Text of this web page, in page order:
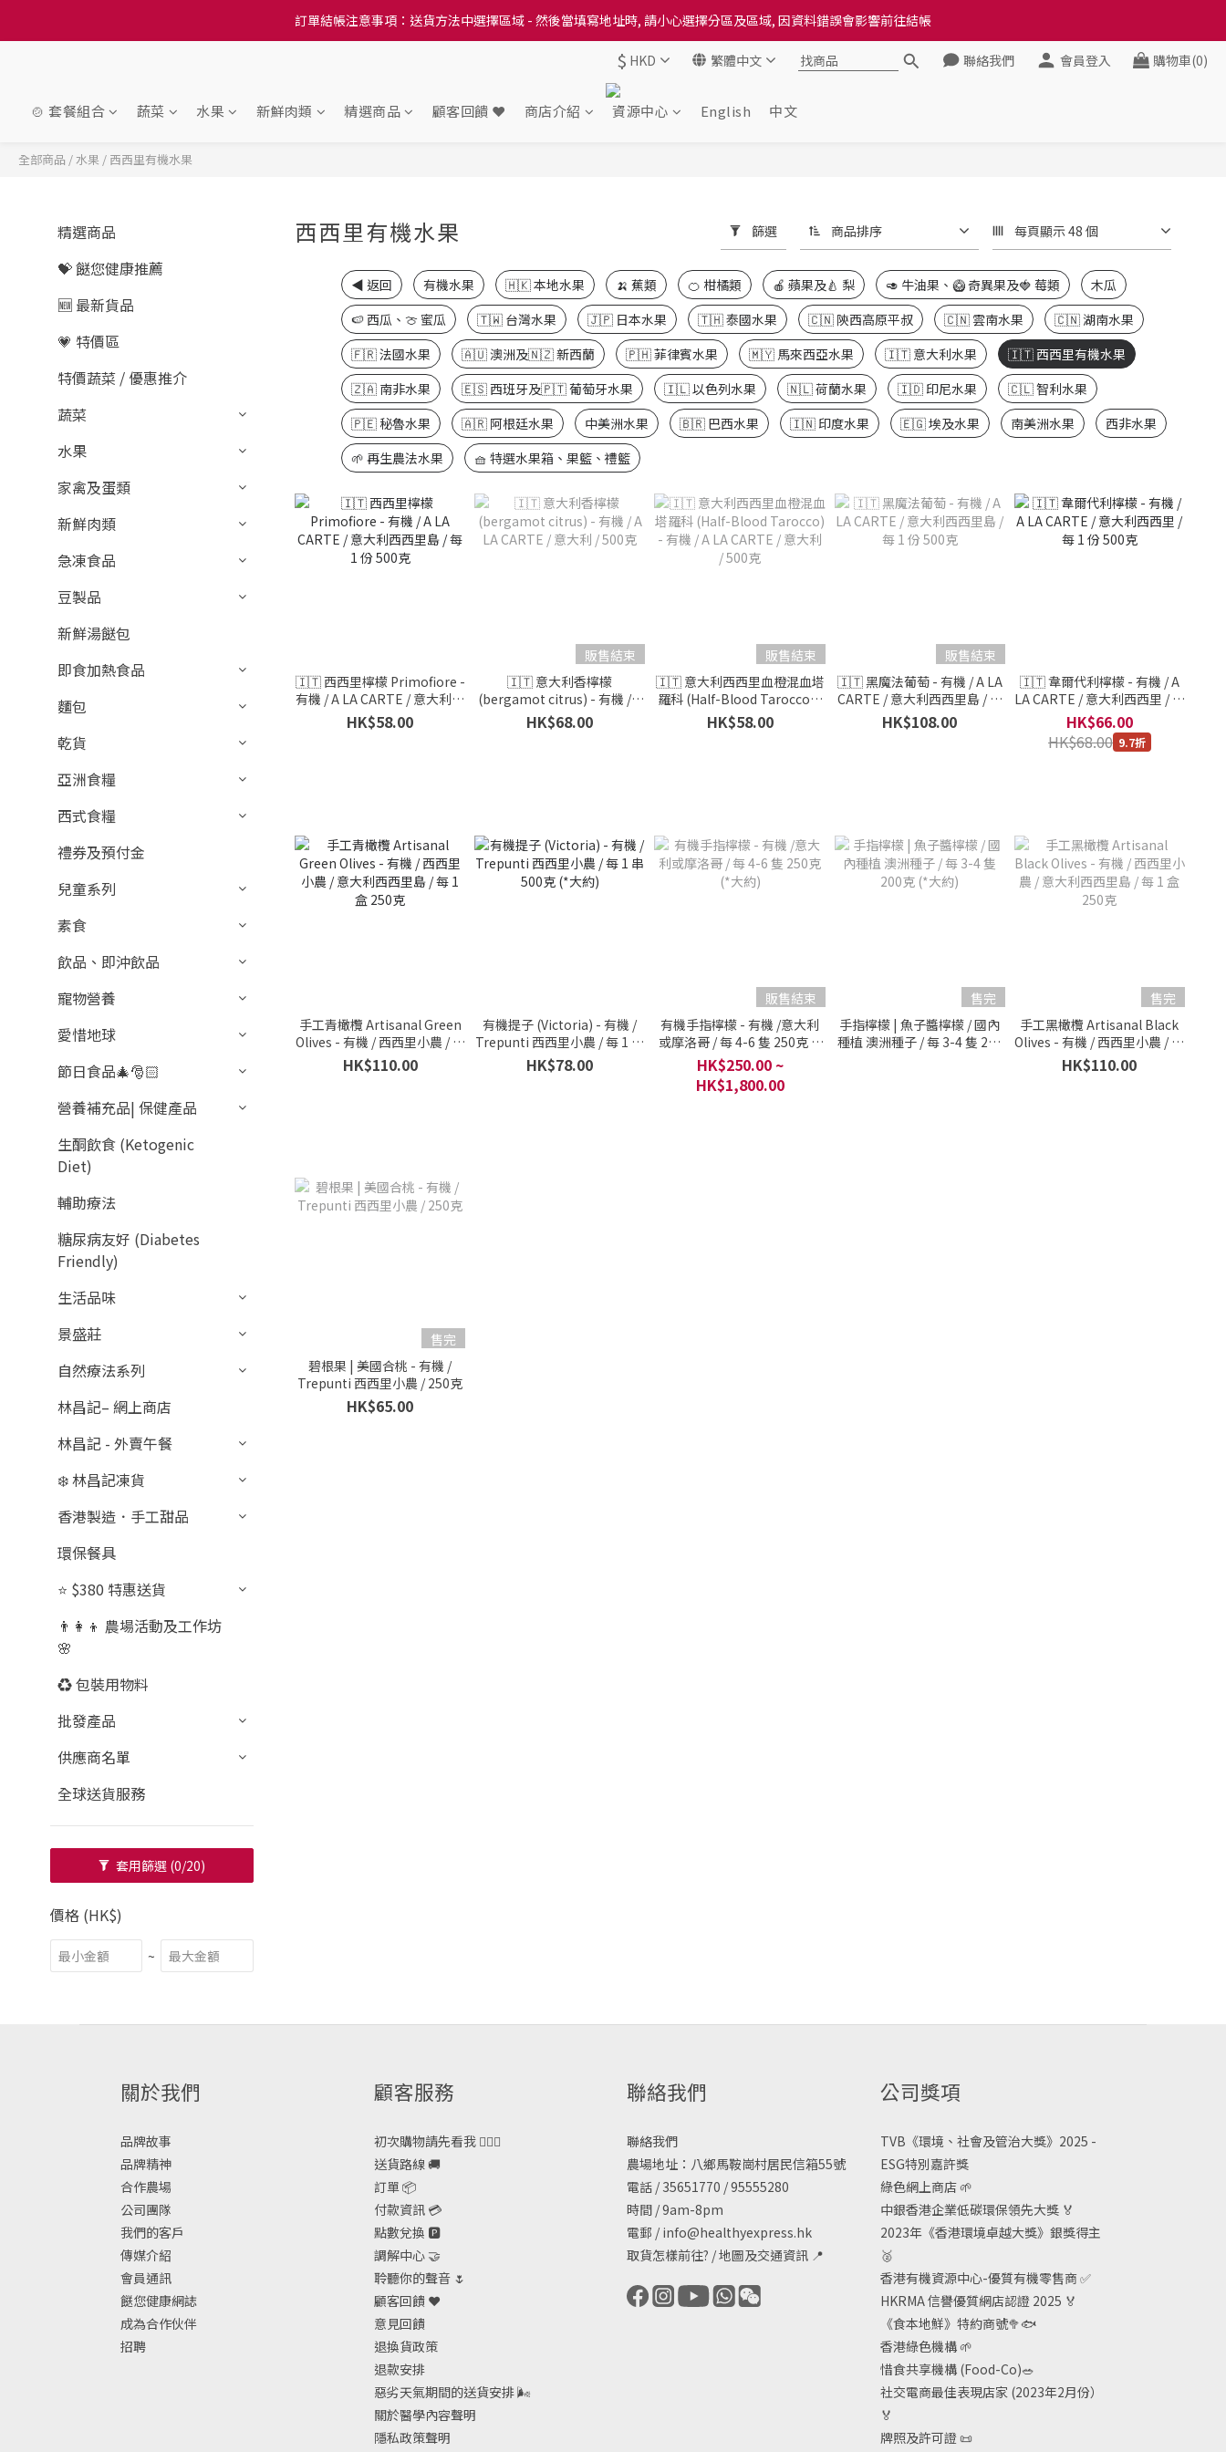
訂單結帳注意事項：送貨方法中選擇區域 - 然後當填寫地址時, 請小心選擇分區及區域, 因資料錯誤會影響前往結帳
訂單結帳注意事項：送貨方法中選擇區域 - 然後當填寫地址時, 請小心選擇分區及區域, 因資料錯誤會影響前往結帳
隆重推出本地培育田香雞、金棠雞、粵皇鷄及平原雞等，想食靚雞就要嚟《餸您健康》
訂單結帳注意事項：送貨方法中選擇區域 - 然後當填寫地址時, 請小心選擇分區及區域, 因資料錯誤會影響前往結帳
$ HKD 繁體中文 聯絡我們 會員登入 購物車(0)
🍲 套餐組合 蔬菜 水果 新鮮肉類 精選商品 顧客回饋 ❤️ 商店介紹 資源中心 English 中文
全部商品 / 水果 / 西西里有機水果
精選商品
💝 餸您健康推薦
🆕 最新貨品
💗 特價區
特價蔬菜 / 優惠推介
蔬菜
水果
家禽及蛋類
新鮮肉類
急凍食品
豆製品
新鮮湯餸包
即食加熱食品
麵包
乾貨
亞洲食糧
西式食糧
禮券及預付金
兒童系列
素食
飲品、即沖飲品
寵物營養
愛惜地球
節日食品🎄🎅🏻
營養補充品| 保健產品
生酮飲食 (Ketogenic
Diet)
輔助療法
糖尿病友好 (Diabetes
Friendly)
生活品味
景盛莊
自然療法系列
林昌記– 網上商店
林昌記 - 外賣午餐
❄️ 林昌記凍貨
香港製造．手工甜品
環保餐具
⭐ $380 特惠送貨
👨‍👩‍👦 農場活動及工作坊
🌸
♻️ 包裝用物料
批發產品
供應商名單
全球送貨服務
套用篩選 (0/20)
價格 (HK$)
~
西西里有機水果 篩選 商品排序 每頁顯示 48 個
◀️ 返回 有機水果 🇭🇰 本地水果 🍌 蕉類 🍊 柑橘類 🍎 蘋果及🍐 梨 🥑 牛油果、🥝 奇異果及🍓 莓類
木瓜
🍉 西瓜、🍈 蜜瓜
🇹🇼 台灣水果 🇯🇵 日本水果 🇹🇭 泰國水果 🇨🇳 陝西高原平叔 🇨🇳 雲南水果
🇨🇳 湖南水果
🇫🇷 法國水果
🇦🇺 澳洲及🇳🇿 新西蘭 🇵🇭 菲律賓水果 🇲🇾 馬來西亞水果 🇮🇹 意大利水果
🇮🇹 西西里有機水果
🇿🇦 南非水果
🇪🇸 西班牙及🇵🇹 葡萄牙水果 🇮🇱 以色列水果 🇳🇱 荷蘭水果 🇮🇩 印尼水果
🇨🇱 智利水果
🇵🇪 秘魯水果
🇦🇷 阿根廷水果 中美洲水果 🇧🇷 巴西水果 🇮🇳 印度水果 🇪🇬 埃及水果 南美洲水果
西非水果
🌱 再生農法水果
🧺 特選水果箱、果籃、禮籃
🇮🇹 西西里檸檬 Primofiore -
有機 / A LA CARTE / 意大利西
西里島 / 每 1 份 500克
HK$58.00
販售結束
🇮🇹 意大利香檸檬
(bergamot citrus) - 有機 / A
LA CARTE / 意大利 / 500克
HK$68.00
販售結束
🇮🇹 意大利西西里血橙混血塔
羅科 (Half-Blood Tarocco) -
有機 / A LA CARTE / 意大利 /
500克
HK$58.00
販售結束
🇮🇹 黑魔法葡萄 - 有機 / A LA
CARTE / 意大利西西里島 / 每
1 份 500克
HK$108.00
🇮🇹 韋爾代利檸檬 - 有機 / A
LA CARTE / 意大利西西里 / 每
1 份 500克
HK$66.00
HK$68.00 9.7折
手工青橄欖 Artisanal Green
Olives - 有機 / 西西里小農 / 意
大利西西里島 / 每 1 盒 250克
HK$110.00
有機提子 (Victoria) - 有機 /
Trepunti 西西里小農 / 每 1 串
500克 (*大約)
HK$78.00
販售結束
有機手指檸檬 - 有機 /意大利
或摩洛哥 / 每 4-6 隻 250克 (*
大約)
HK$250.00 ~
HK$1,800.00
售完
手指檸檬 | 魚子醬檸檬 / 國內
種植 澳洲種子 / 每 3-4 隻 200
售完
手工黑橄欖 Artisanal Black
Olives - 有機 / 西西里小農 / 意
大利西西里島 / 每 1 盒 250克
HK$110.00
售完
碧根果 | 美國合桃 - 有機 /
Trepunti 西西里小農 / 250克
HK$65.00
關於我們
品牌故事
品牌精神
合作農場
公司團隊
我們的客戶
傳媒介紹
會員通訊
餸您健康網誌
成為合作伙伴
招聘
顧客服務
初次購物請先看我 🙋🏻‍♀️
送貨路線 🚚
訂單 📦
付款資訊 💳
點數兌換 🅿️
調解中心 🤝
聆聽你的聲音 🌷
顧客回饋 ❤️
意見回饋
退換貨政策
退款安排
惡劣天氣期間的送貨安排🌬
關於醫學內容聲明
隱私政策聲明
聯絡我們
聯絡我們
農場地址：八鄉馬鞍崗村居民信箱55號
電話 / 35651770 / 95555280
時間 / 9am-8pm
電郵 / info@healthyexpress.hk
取貨怎樣前往? /地圖及交通資訊 📍
公司獎項
TVB《環境、社會及管治大獎》2025 -
ESG特別嘉許獎
綠色網上商店🌱
中銀香港企業低碳環保領先大獎🏅
2023年《香港環境卓越大獎》銀獎得主
🥈
香港有機資源中心-優質有機零售商✅
HKRMA 信譽優質網店認證 2025 🏅
《食本地鮮》特約商號🥦🐟
香港綠色機構🌱
惜食共享機構 (Food-Co)🥗
社交電商最佳表現店家 (2023年2月份）
🏅
牌照及許可證📜